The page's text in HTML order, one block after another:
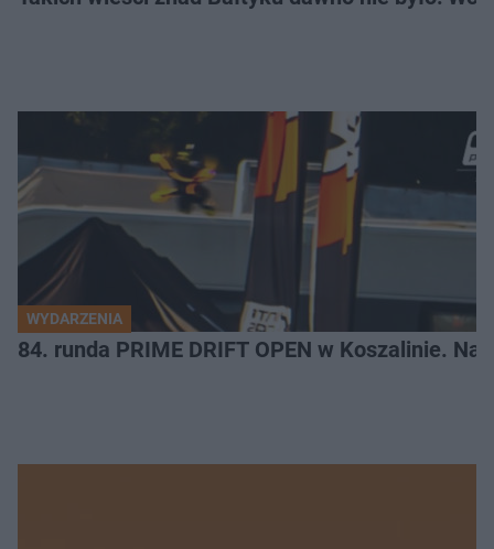
WYDARZENIA
84. runda PRIME DRIFT OPEN w Koszalinie.